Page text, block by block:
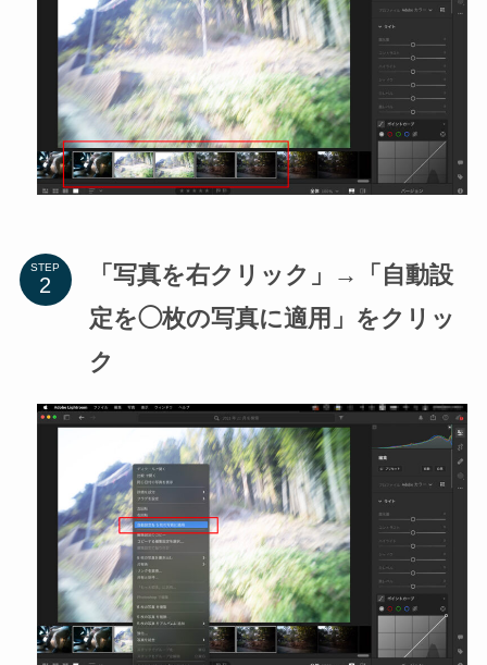
STEP
「写真を右クリック」→「自動設
定を◯枚の写真に適用」をクリッ
ク